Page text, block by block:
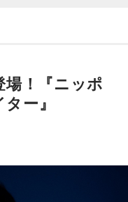
見侑里
TOYOTA
program/27400
Pods」ではスペシャ
を1つ選んでくださ
！『ニッポ
ー』